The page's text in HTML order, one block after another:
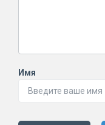
Имя